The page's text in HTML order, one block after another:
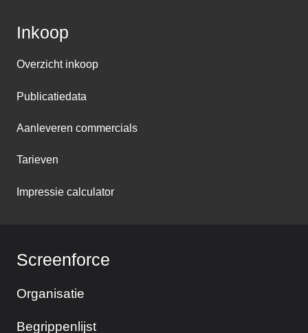
Inkoop
Overzicht inkoop
Publicatiedata
Aanleveren commercials
Tarieven
Impressie calculator
Screenforce
Organisatie
Begrippenlijst